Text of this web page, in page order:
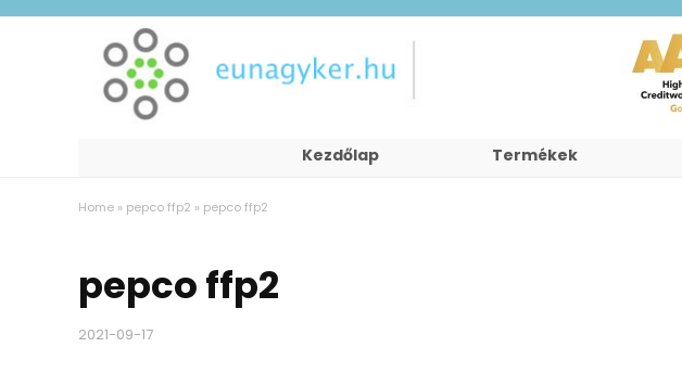
Kezdőlap Termékek
Home » pepco ffp2 » pepco ffp2
pepco ffp2
2021-09-17